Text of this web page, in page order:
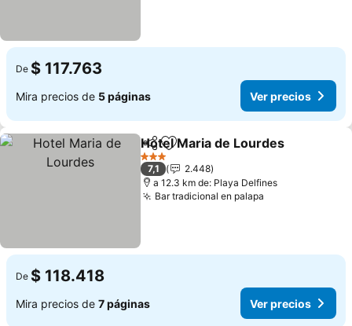
De $ 117.763
Mira precios de 5 páginas Ver precios
CompartirAgregar a favoritos
Hotel Maria de Lourdes
3 Estrellas
7,1
2.448
a 12.3 km de: Playa Delfines
Bar tradicional en palapa
De $ 118.418
Mira precios de 7 páginas Ver precios